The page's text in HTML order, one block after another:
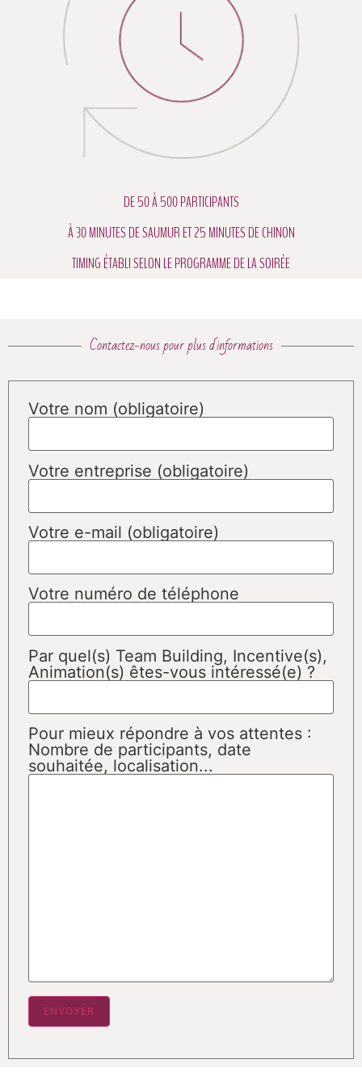
DE 50 À 500 PARTICIPANTS
À 30 MINUTES DE SAUMUR ET 25 MINUTES DE CHINON
TIMING ÉTABLI SELON LE PROGRAMME DE LA SOIRÉE
Contactez-nous pour plus d'informations
Votre nom (obligatoire)
Votre entreprise (obligatoire)
Votre e-mail (obligatoire)
Votre numéro de téléphone
Par quel(s) Team Building, Incentive(s),
Animation(s) êtes-vous intéressé(e) ?
Pour mieux répondre à vos attentes :
Nombre de participants, date
souhaitée, localisation...